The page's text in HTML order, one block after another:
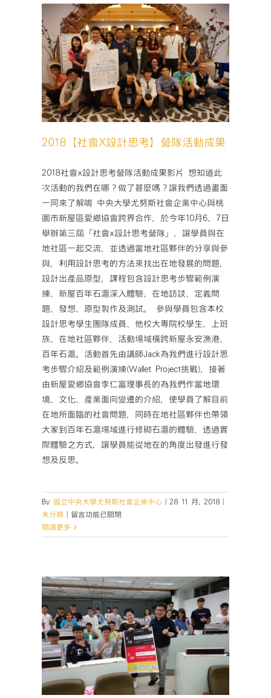
企
高
峰
會】
Day2
⭐️
活
動
紀
實〉
2018【社會X設計思考】營隊活動成果
2018社會x設計思考營隊活動成果影片 想知道此
次活動的我們在哪？做了甚麼嗎？讓我們透過畫面
一同來了解唷 中央大學尤努斯社會企業中心與桃
園市新屋區愛鄉協會跨界合作，於今年10月6、7日
舉辦第三屆「社會x設計思考營隊」，讓學員與在
地社區一起交流，並透過當地社區夥伴的分享與參
與，利用設計思考的方法來找出在地發展的問題，
設計出產品原型，課程包含設計思考步驟範例演
練、新屋百年石滬深入體驗、在地訪談、定義問
題、發想、原型製作及測試。 參與學員包含本校
設計思考學生團隊成員、他校大專院校學生、上班
族、在地社區夥伴，活動場域橫跨新屋永安漁港、
百年石滬。活動首先由講師Jack為我們進行設計思
考步驟介紹及範例演練(Wallet Project挑戰)，接著
由新屋愛鄉協會李仁富理事長的為我們作當地環
境、文化、產業面向變遷的介紹，使學員了解目前
在地所面臨的社會問題，同時在地社區夥伴也帶領
大家到百年石滬場域進行修砌石滬的體驗，透過實
際體驗之方式，讓學員能從地在的角度出發進行發
想及反思。
By 國立中央大學尤努斯社會企業中心 28 11 月, 2018
未分類
在
〈2018【社
會
計
思
考】
營
隊
活
動
成
果〉
留言功能已關閉
閱讀更多